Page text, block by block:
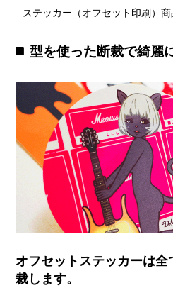
ステッカー（オフセット印刷）商
型を使った断裁で綺麗
オフセットステッカーは
裁します。